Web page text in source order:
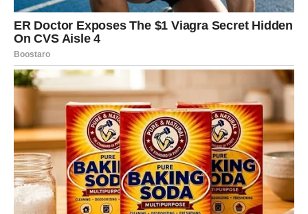
Rakovi su među znakovima kojima univerzum sada
posebno pokušava otvoriti oči.
Vrijeme je da prestanete ignorisati osjećaj da nešto nije
onako kako izgleda.
Sudbina vam pokazuje pravu sliku
Pred vama su veoma važni i emotivni trenuci.
LAV